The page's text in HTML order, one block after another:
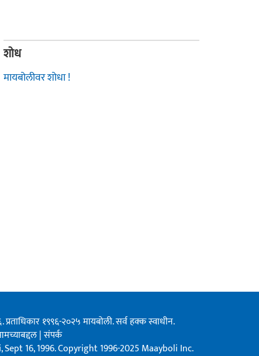
शोध
मायबोलीवर शोधा !
१९९६-२०२५ मायबोली. सर्व हक्क स्वाधीन.
|संपर्क
16, 1996. Copyright 1996-2025 Maayboli Inc.